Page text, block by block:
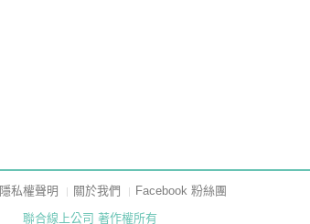
隱私權聲明 關於我們
Facebook 粉絲團
聯合線上公司 著作權所有